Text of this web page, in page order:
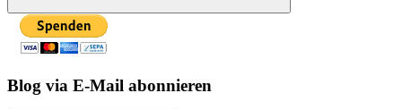
Suchen
Blog via E-Mail abonnieren